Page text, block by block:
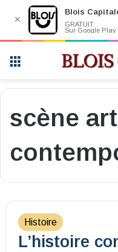
scène
Histoire
L’histoire
✕
Blois
GRATUIT
Sur Google Play